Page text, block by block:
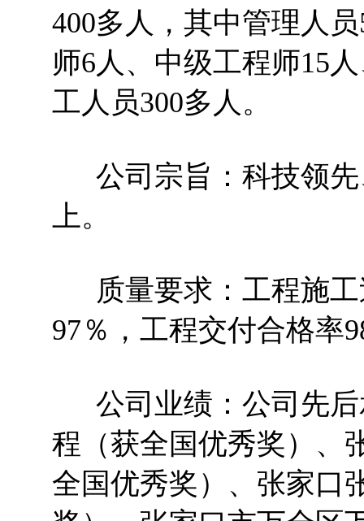
400多人，其中管理人
师6人、中级工程师15
工人员300多人。
公司宗旨：科技领先
上。
质量要求：工程施工
97％，工程交付合格率
公司业绩：公司先后
程（获全国优秀奖）、
全国优秀奖）、张家口